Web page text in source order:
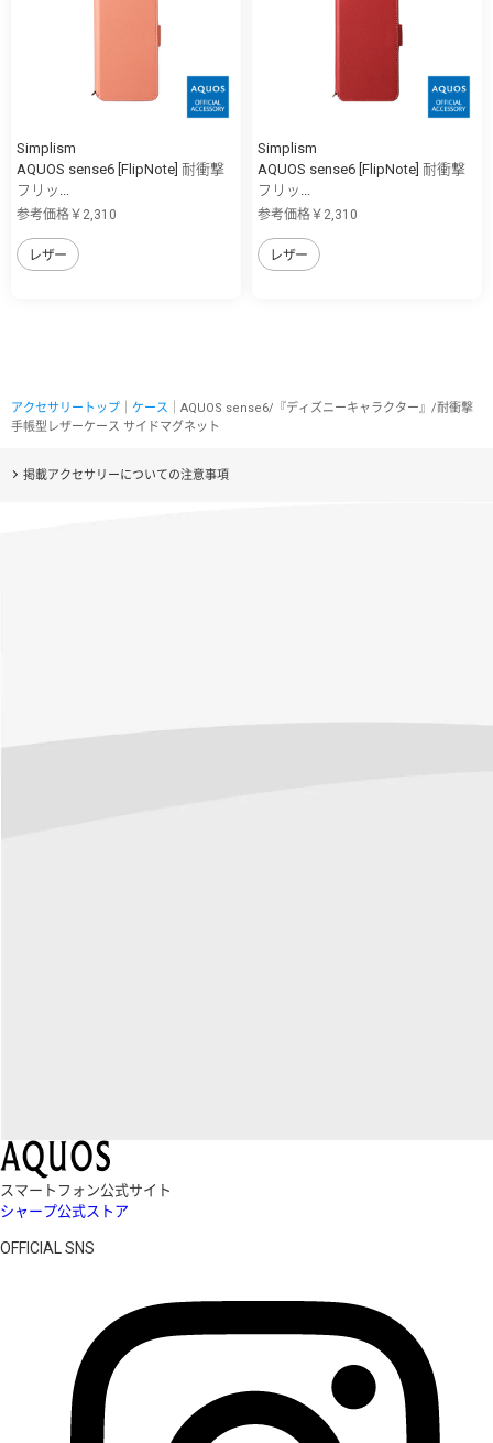
Simplism
AQUOS sense6 [FlipNote] 耐衝撃
フリッ...
参考価格￥2,310
レザー
Simplism
AQUOS sense6 [FlipNote] 耐衝撃
フリッ...
参考価格￥2,310
レザー
アクセサリートップ ケース ｜AQUOS sense6/『ディズニーキャラクター』/耐衝撃
手帳型レザーケース サイドマグネット
掲載アクセサリーについての注意事項
スマートフォン公式サイト
シャープ公式ストア
OFFICIAL SNS